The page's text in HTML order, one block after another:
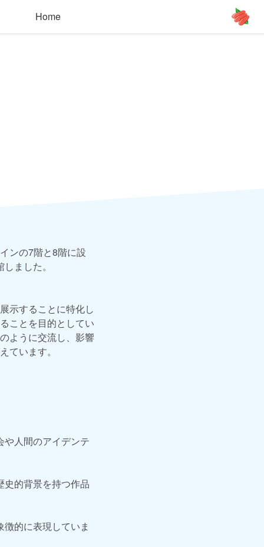
Home
ンの7階と8階に設
ました。
示することに特化し
ことを目的としてい
ように交流し、影響
ています。
や人間のアイデンテ
史的背景を持つ作品
的に表現していま